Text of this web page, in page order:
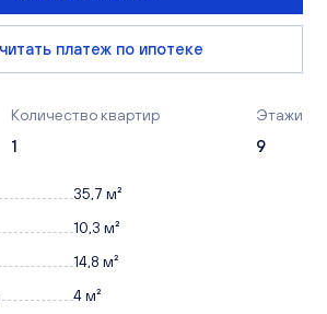
платеж по ипотеке
Количество квартир
1
Этажи
9
35,7 м²
10,3 м²
14,8 м²
4 м²